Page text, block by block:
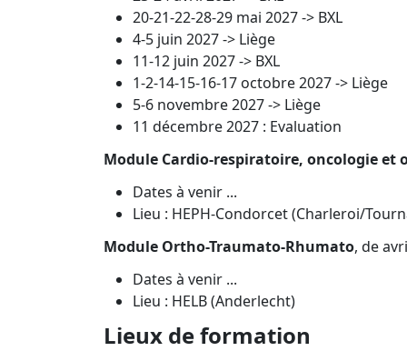
20-21-22-28-29 mai 2027 -> BXL
4-5 juin 2027 -> Liège
11-12 juin 2027 -> BXL
1-2-14-15-16-17 octobre 2027 -> Liège
5-6 novembre 2027 -> Liège
11 décembre 2027 : Evaluation
Module Cardio-respiratoire, oncologie et
Dates à venir ...
Lieu : HEPH-Condorcet (Charleroi/
Module Ortho-Traumato-Rhumato, de
Dates à venir ...
Lieu : HELB (Anderlecht)
Lieux de formation